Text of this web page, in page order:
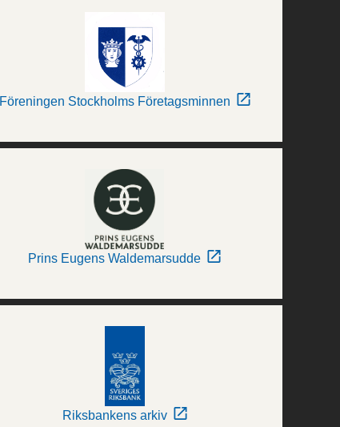
Föreningen Stockholms Företagsminnen
Prins Eugens Waldemarsudde
Riksbankens arkiv